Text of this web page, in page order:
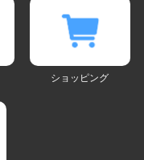
ショッピング